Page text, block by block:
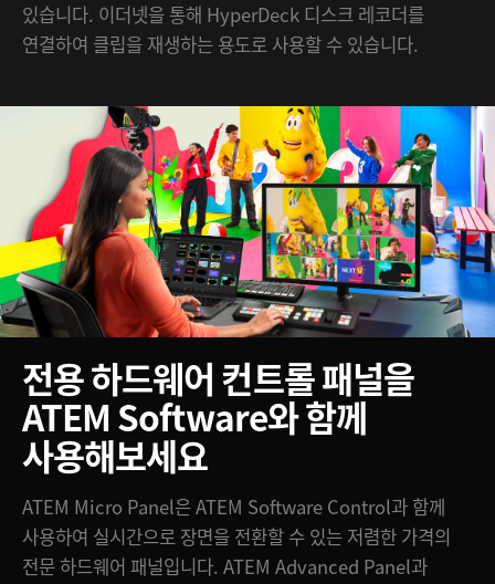
있습니다. 이더넷을 통해 HyperDeck 디스크 레코더를
연결하여 클립을 재생하는 용도로 사용할 수 있습니다.
전용 하드웨어 컨트롤 패널을
ATEM Software와 함께
사용해보세요
ATEM Micro Panel은 ATEM Software Control과 함께
사용하여 실시간으로 장면을 전환할 수 있는 저렴한 가격의
전문 하드웨어 패널입니다. ATEM Advanced Panel과